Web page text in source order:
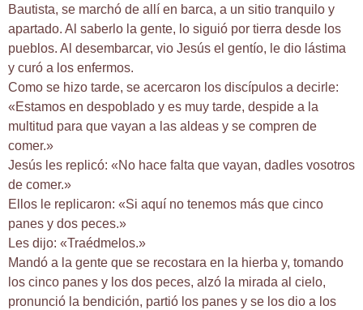
Bautista, se marchó de allí en barca, a un sitio tranquilo y
apartado. Al saberlo la gente, lo siguió por tierra desde los
pueblos. Al desembarcar, vio Jesús el gentío, le dio lástima
y curó a los enfermos.
Como se hizo tarde, se acercaron los discípulos a decirle:
«Estamos en despoblado y es muy tarde, despide a la
multitud para que vayan a las aldeas y se compren de
comer.»
Jesús les replicó: «No hace falta que vayan, dadles vosotros
de comer.»
Ellos le replicaron: «Si aquí no tenemos más que cinco
panes y dos peces.»
Les dijo: «Traédmelos.»
Mandó a la gente que se recostara en la hierba y, tomando
los cinco panes y los dos peces, alzó la mirada al cielo,
pronunció la bendición, partió los panes y se los dio a los